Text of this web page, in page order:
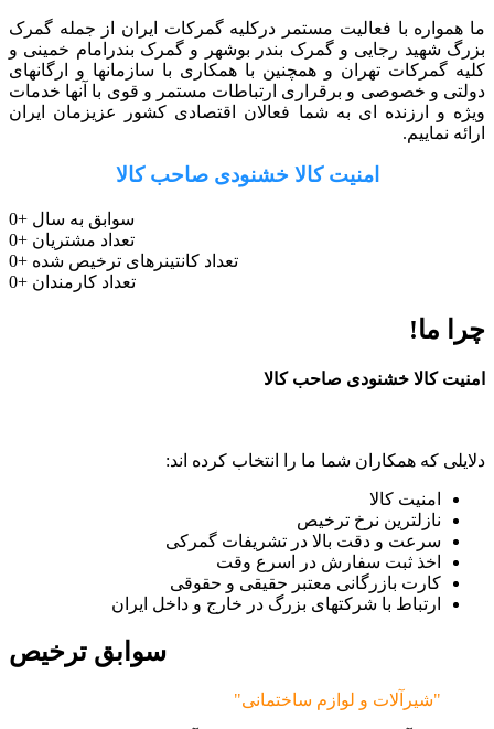
ما همواره با فعالیت مستمر درکلیه گمرکات ایران از جمله گمرک
بزرگ شهید رجایی و گمرک بندر بوشهر و گمرک بندرامام خمینی و
کلیه گمرکات تهران و همچنین با همکاری با سازمانها و ارگانهای
دولتی و خصوصی و برقراری ارتباطات مستمر و قوی با آنها خدمات
ویژه و ارزنده ای به شما فعالان اقتصادی کشور عزیزمان ایران
ارائه نماییم.
امنیت کالا خشنودی صاحب کالا
0+ سوابق به سال
0+ تعداد مشتریان
0+ تعداد کانتینرهای ترخیص شده
0+ تعداد کارمندان
چرا ما!
امنیت کالا خشنودی صاحب کالا
دلایلی که همکاران شما ما را انتخاب کرده اند:
امنیت کالا
نازلترین نرخ ترخیص
سرعت و دقت بالا در تشریفات گمرکی
اخذ ثبت سفارش در اسرع وقت
کارت بازرگانی معتبر حقیقی و حقوقی
ارتباط با شرکتهای بزرگ در خارج و داخل ایران
سوابق ترخیص
"شیرآلات و لوازم ساختمانی"